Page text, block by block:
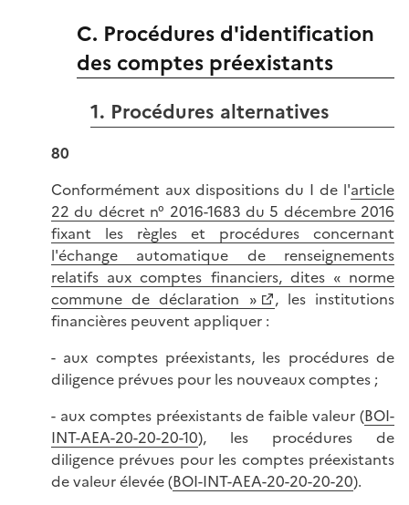
C. Procédures d'identification
des comptes préexistants
1. Procédures alternatives
80
Conformément aux dispositions du I de l'article
22 du décret n° 2016-1683 du 5 décembre 2016
fixant les règles et procédures concernant
l'échange automatique de renseignements
relatifs aux comptes financiers, dites « norme
commune de déclaration »
, les institutions
financières peuvent appliquer :
- aux comptes préexistants, les procédures de
diligence prévues pour les nouveaux comptes ;
- aux comptes préexistants de faible valeur (BOI-
INT-AEA-20-20-20-10), les procédures de
diligence prévues pour les comptes préexistants
de valeur élevée (BOI-INT-AEA-20-20-20-20).